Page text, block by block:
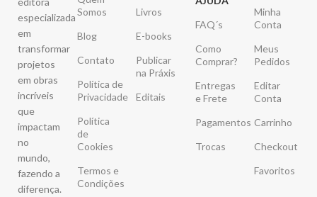
especializada
em
transformar
projetos
em obras
incríveis
que
impactam
no
mundo,
fazendo a
diferença.
Somos
Blog
Contato
Política de
Privacidade
Política
de
Cookies
Termos e
Condições
Livros
E-books
Publicar
na Práxis
Editais
FAQ´s
Como
Comprar?
Entregas
e Frete
Pagamentos
Trocas
Minha
Conta
Meus
Pedidos
Editar
Conta
Carrinho
Checkout
Favoritos